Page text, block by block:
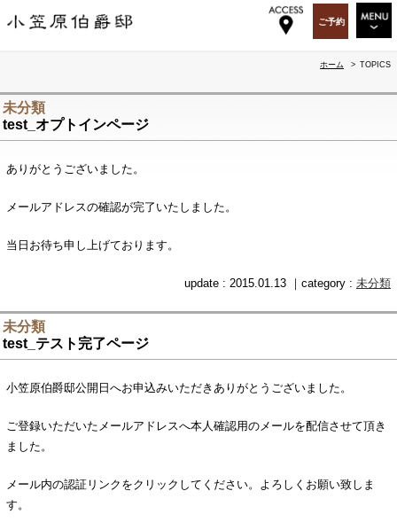
ご予約
WEDDING&PARTY
PARTY&EVENT
OGA BAR & GIFT
TOPICS
OGASAWARA-TEI
RECRUIT
ACCESS
SITEMAP
ENGLISH
ホーム > TOPICS
未分類
test_オプトインページ
ありがとうございました。
メールアドレスの確認が完了いたしました。
当日お待ち申し上げております。
update : 2015.01.13 ｜category : 未分類
未分類
test_テスト完了ページ
小笠原伯爵邸公開日へお申込みいただきありがとうございました。
ご登録いただいたメールアドレスへ本人確認用のメールを配信させて頂き
ました。
メール内の認証リンクをクリックしてください。よろしくお願い致しま
す。